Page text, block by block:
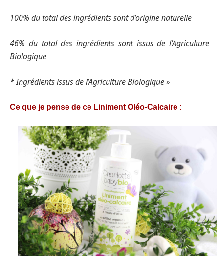
100% du total des ingrédients sont d’origine naturelle
46% du total des ingrédients sont issus de l’Agriculture
Biologique
* Ingrédients issus de l’Agriculture Biologique »
Ce que je pense de ce Liniment Oléo-Calcaire :